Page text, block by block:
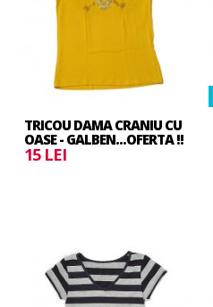
TRICOU DAMA CRANIU CU
OASE - GALBEN...OFERTA !!
15 LEI